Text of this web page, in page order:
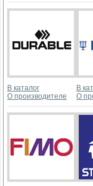
В каталог
О производителе
В
О